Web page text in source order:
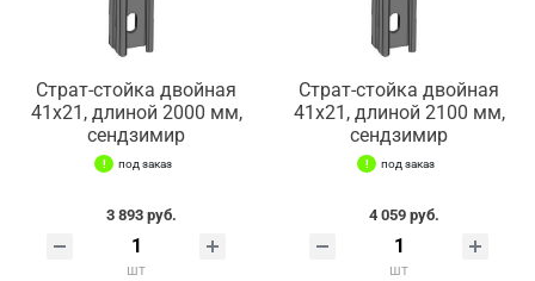
Страт-стойка двойная
41х21, длиной 2000 мм,
сендзимир
под заказ
3 893 руб.
шт
Страт-стойка двойная
41х21, длиной 2100 мм,
сендзимир
под заказ
4 059 руб.
шт